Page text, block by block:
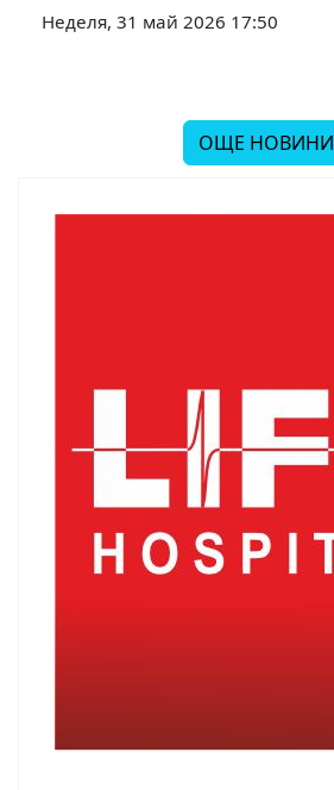
Неделя, 31 май 2026 17:50
ОЩЕ НОВИНИ